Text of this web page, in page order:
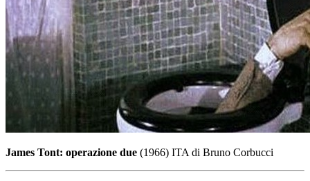
James Tont: operazione due (1966) ITA di Bruno Corbucci